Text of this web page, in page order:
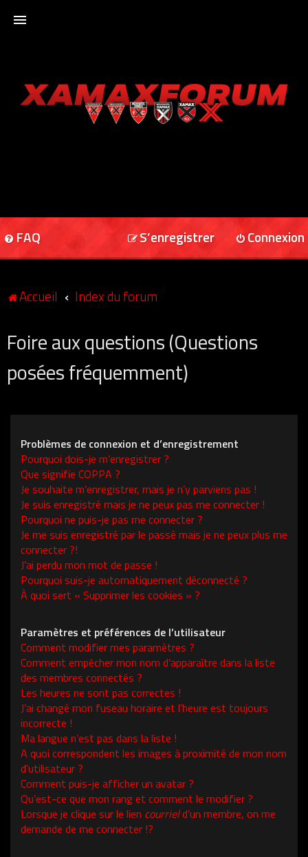
XAMAXFORUM
FAQ Connexion
S’enregistrer
Accueil Index du forum
Foire aux questions (Questions
posées fréquemment)
Problèmes de connexion et d’enregistrement
Pourquoi dois-je m’enregistrer ?
Que signifie COPPA ?
Je souhaite m’enregistrer, mais je n’y parviens pas !
Je suis enregistré mais je ne peux pas me connecter !
Pourquoi ne puis-je pas me connecter ?
Je me suis enregistré par le passé mais je ne peux plus me
connecter ?!
J’ai perdu mon mot de passe !
Pourquoi suis-je automatiquement déconnecté ?
À quoi sert « Supprimer les cookies » ?
Paramètres et préférences de l’utilisateur
Comment modifier mes paramètres ?
Comment empêcher mon nom d’apparaître dans la liste
des membres connectés ?
Les heures ne sont pas correctes !
J’ai changé mon fuseau horaire et l’heure est toujours
incorrecte !
Ma langue n’est pas dans la liste !
A quoi correspondent les images à proximité de mon nom
d’utilisateur ?
Comment puis-je afficher un avatar ?
Qu’est-ce que mon rang et comment le modifier ?
Lorsque je clique sur le lien courrield’un membre, on me
demande de me connecter !?